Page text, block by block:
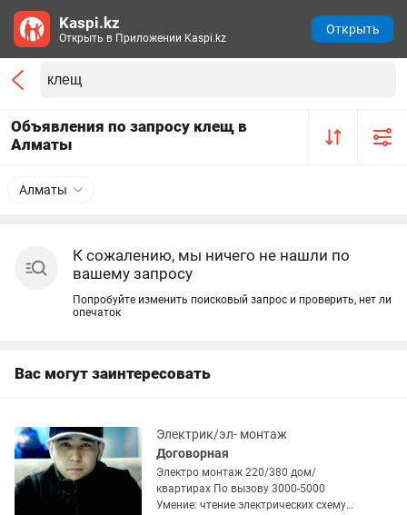
Объявления по запросу клещ в
Алматы
Алматы
К сожалению, мы ничего не нашли по
вашему запросу
Попробуйте изменить поисковый запрос и проверить, нет ли
опечаток
Вас могут заинтересовать
Электрик/эл- монтаж
Договорная
Электро монтаж 220/380 дом/
квартирах По вызову 3000-5000
Умение: чтение электрических схему
Kaspi.kz
Открыть в Приложении Kaspi.kz
Открыть